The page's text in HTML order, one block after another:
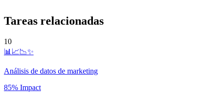
Tareas relacionadas
10
📊📈📉✨
Análisis de datos de marketing
85% Impact